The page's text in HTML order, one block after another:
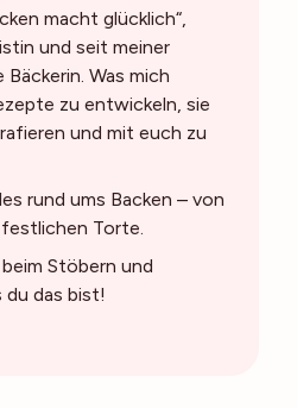
macht glücklich“,
und seit meiner
Was mich
zu entwickeln, sie
und mit euch zu
rund ums Backen – von
Torte.
Stöbern und
du das bist!